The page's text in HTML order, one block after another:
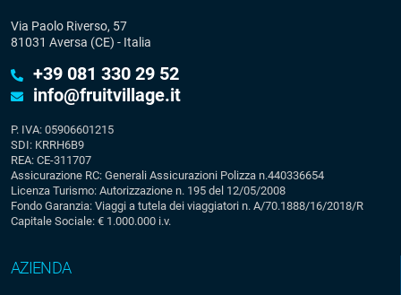
Via Paolo Riverso, 57
81031 Aversa (CE) - Italia
+39 081 330 29 52
info@fruitvillage.it
P. IVA: 05906601215
SDI: KRRH6B9
REA: CE-311707
Assicurazione RC: Generali Assicurazioni Polizza n.440336654
Licenza Turismo: Autorizzazione n. 195 del 12/05/2008
Fondo Garanzia: Viaggi a tutela dei viaggiatori n. A/70.1888/16/2018/R
Capitale Sociale: € 1.000.000 i.v.
AZIENDA